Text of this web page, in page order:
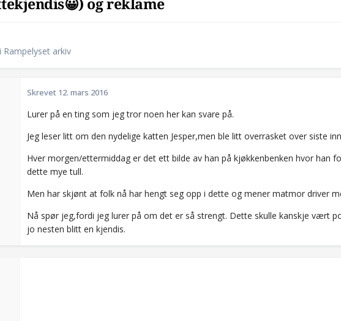
og reklame
i Rampelyset arkiv
Skrevet 12. mars 2016
Lurer på en ting som jeg tror noen her kan svare på.
Jeg leser litt om den nydelige katten Jesper,men ble litt overrasket over siste
Hver morgen/ettermiddag er det ett bilde av han på kjøkkenbenken hvor han
dette mye tull.
Men har skjønt at folk nå har hengt seg opp i dette og mener matmor driver
Nå spør jeg,fordi jeg lurer på om det er så strengt. Dette skulle kanskje vært
jo nesten blitt en kjendis.